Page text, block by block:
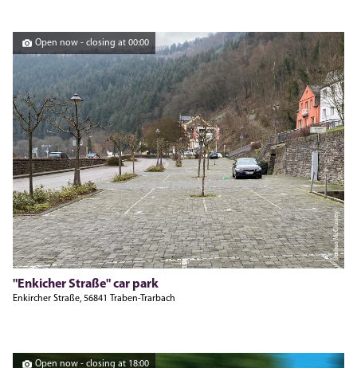
Joshua McCluskey
Open now - closing at 00:00
"Enkicher Straße" car park
Enkircher Straße, 56841 Traben-Trarbach
Open now - closing at 18:00